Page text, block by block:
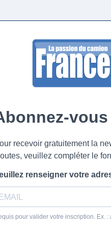
vous
recevoir gratuitement la
veuillez compléter le
renseigner votre
pour valider votre inscription. Ex. :